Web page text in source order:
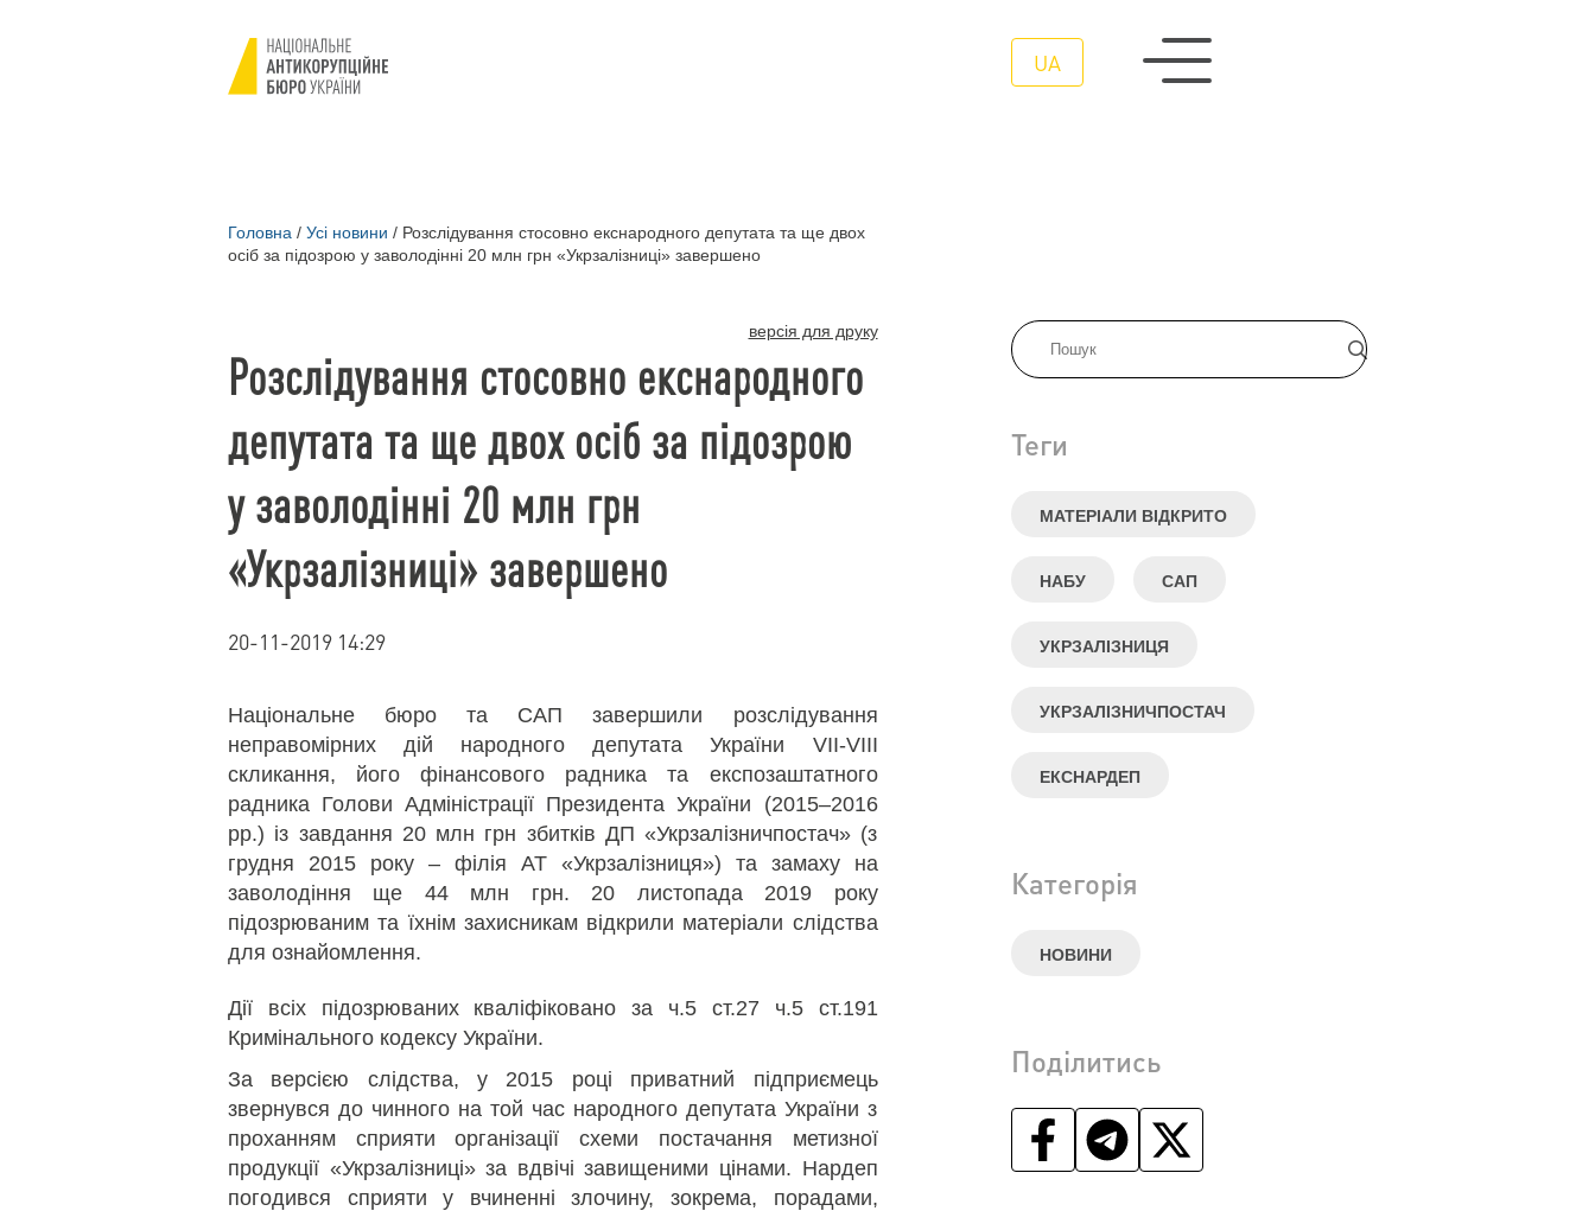
UA
Головна / Усі новини / Розслідування стосовно екснародного депутата та ще двох
осіб за підозрою у заволодінні 20 млн грн «Укрзалізниці» завершено
Теги
МАТЕРІАЛИ ВІДКРИТО
НАБУ САП
УКРЗАЛІЗНИЦЯ
УКРЗАЛІЗНИЧПОСТАЧ
ЕКСНАРДЕП
Категорія
НОВИНИ
Поділитись
версія для друку
Розслідування стосовно екснародного
депутата та ще двох осіб за підозрою
у заволодінні 20 млн грн
«Укрзалізниці» завершено
20-11-2019 14:29
Національне бюро та САП завершили розслідування
неправомірних дій народного депутата України VІІ-VІІІ
скликання, його фінансового радника та експозаштатного
радника Голови Адміністрації Президента України (2015–2016
рр.) із завдання 20 млн грн збитків ДП «Укрзалізничпостач» (з
грудня 2015 року – філія АТ «Укрзалізниця») та замаху на
заволодіння ще 44 млн грн. 20 листопада 2019 року
підозрюваним та їхнім захисникам відкрили матеріали слідства
для ознайомлення.
Дії всіх підозрюваних кваліфіковано за ч.5 ст.27 ч.5 ст.191
Кримінального кодексу України.
За версією слідства, у 2015 році приватний підприємець
звернувся до чинного на той час народного депутата України з
проханням сприяти організації схеми постачання метизної
продукції «Укрзалізниці» за вдвічі завищеними цінами. Нардеп
погодився сприяти у вчиненні злочину, зокрема, порадами,